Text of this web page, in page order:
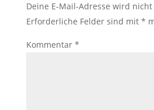
Deine E-Mail-Adresse wird
Erforderliche Felder sind mit *
Kommentar *